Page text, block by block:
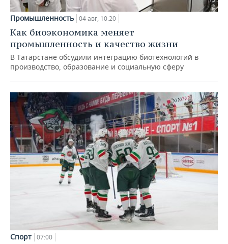
Промышленность 04 авг, 10:20
Как биоэкономика меняет
промышленность и качество жизни
В Татарстане обсудили интеграцию биотехнологий в
производство, образование и социальную сферу
Спорт 07:00